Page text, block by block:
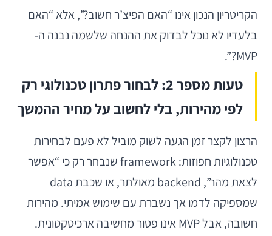
הקריטריון הנכון אינו “האם הפיצ’ר חשוב?”, אלא “האם
בלעדיו לא נוכל לבדוק את ההנחה שלשמה נבנה ה-
MVP?”.
טעות מספר 2: לבחור פתרון טכנולוגי רק
לפי מהירות, בלי לחשוב על מחיר ההמשך
הרצון לקצר זמן הגעה לשוק מוביל לא פעם לבחירות
טכנולוגיות חפוזות: framework שנבחר רק כי “אפשר
לצאת מהר”, backend מאולתר, או שכבת data
שמספיקה לדמו אך נשברת עם שימוש אמיתי. מהירות
חשובה, אבל MVP אינו פטור מחשיבה ארכיטקטונית.